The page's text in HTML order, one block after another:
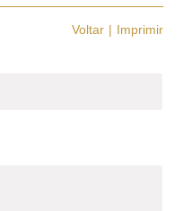
Voltar Imprimir